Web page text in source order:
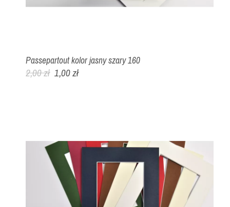
Passepartout kolor jasny szary 160
2,00 zł 1,00 zł